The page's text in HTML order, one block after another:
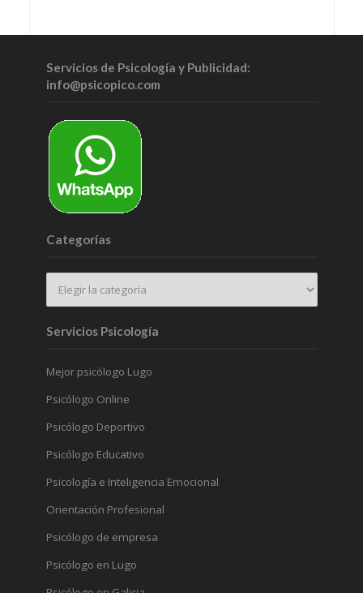
Servicios de Psicología y Publicidad:
info@psicopico.com
Categorías
Servicios Psicología
Mejor psicólogo Lugo
Psicólogo Online
Psicólogo Deportivo
Psicólogo Educativo
Psicología e Inteligencia Emocional
Orientación Profesional
Psicólogo de empresa
Psicólogo en Lugo